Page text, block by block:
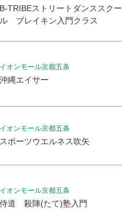
B-TRIBEストリートダンススクー
ル ブレイキン入門クラス
イオンモール京都五条
沖縄エイサー
イオンモール京都五条
スポーツウエルネス吹矢
イオンモール京都五条
侍道 殺陣(たて)塾入門